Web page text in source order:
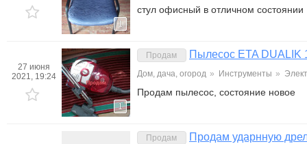
1
стул офисный в отличном состоянии
27 июня
2021, 19:24
1
Продам Пылесос ETA DUALIK
Дом, дача, огород » Инструменты »
Продам пылесос, состояние новое
Продам Продам ударнную